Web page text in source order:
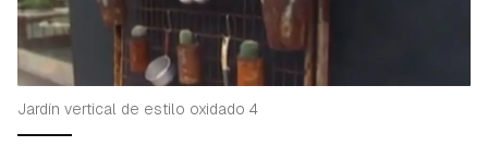
Para poder guardar como favorito, primero has de
iniciar sesión con tu cuenta de Hogarmanía.
Jardín vertical de estilo oxidado 4
Gracias por suscribirte a nuestro boletín.
ACEPTAR